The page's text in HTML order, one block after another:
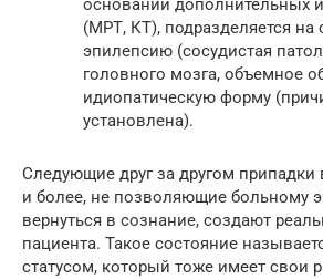
основании дополнительных
(МРТ, КТ), подразделяется
эпилепсию (сосудистая
головного мозга, объемное
идиопатическую форму
установлена).
Следующие друг за другом припадки
и более, не позволяющие больному
вернуться в сознание, создают
пациента. Такое состояние
статусом, который тоже имеет свои